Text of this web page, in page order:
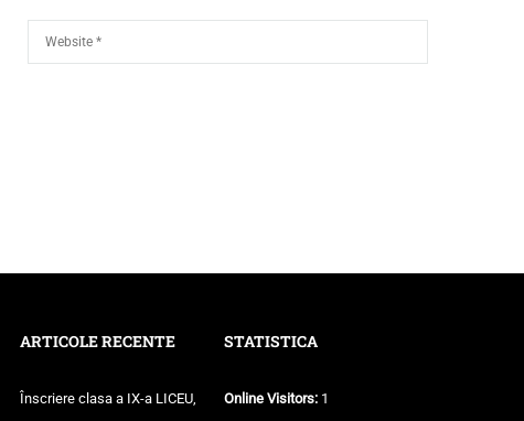
ARTICOLE RECENTE
Înscriere clasa a IX-a LICEU,
STATISTICA
Online Visitors: 1